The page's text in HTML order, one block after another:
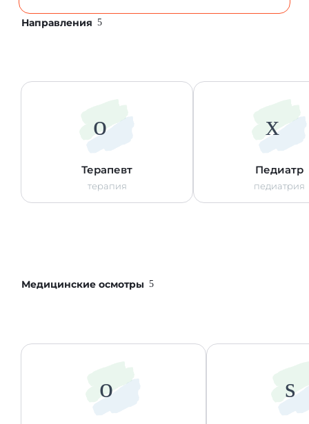
Направления
Терапевт
терапия
Педиатр
педиатрия
Медицинские осмотры